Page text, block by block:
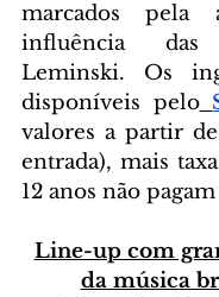
marcados pela
influência
Leminski. Os
disponíveis pelo
valores a partir
entrada), mais
12 anos não
Line-up com
da música